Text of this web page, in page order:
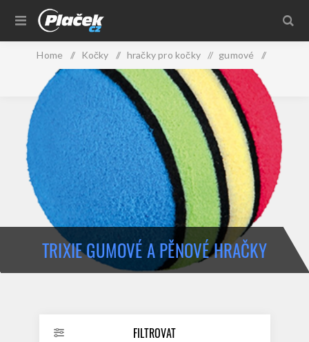
Home / Kočky / hračky pro kočky / gumové /
Trixie gumové a pěnové hračky
TRIXIE GUMOVÉ A PĚNOVÉ HRAČKY
FILTROVAT